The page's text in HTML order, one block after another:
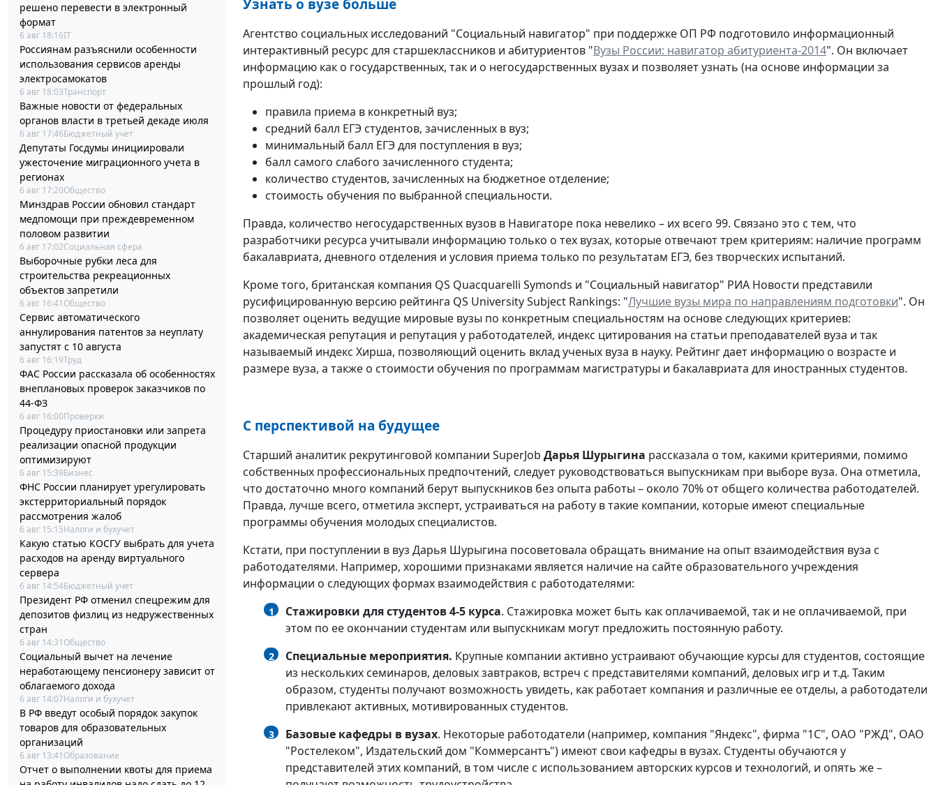
решено перевести в электронный
формат
6 авг 18:16IT
Россиянам разъяснили особенности
использования сервисов аренды
электросамокатов
6 авг 18:03Транспорт
Важные новости от федеральных
органов власти в третьей декаде июля
6 авг 17:46Бюджетный учет
Депутаты Госдумы инициировали
ужесточение миграционного учета в
регионах
6 авг 17:20Общество
Минздрав России обновил стандарт
медпомощи при преждевременном
половом развитии
6 авг 17:02Социальная сфера
Выборочные рубки леса для
строительства рекреационных
объектов запретили
6 авг 16:41 Общество
Сервис автоматического
аннулирования патентов за неуплату
запустят с 10 августа
6 авг 16:19Труд
ФАС России рассказала об особенностях
внеплановых проверок заказчиков по
44-ФЗ
6 авг 16:00Проверки
Процедуру приостановки или запрета
реализации опасной продукции
оптимизируют
6 авг 15:39Бизнес
ФНС России планирует урегулировать
экстерриториальный порядок
рассмотрения жалоб
6 авг 15:15Налоги и бухучет
Какую статью КОСГУ выбрать для учета
расходов на аренду виртуального
сервера
6 авг 14:54Бюджетный учет
Президент РФ отменил спецрежим для
депозитов физлиц из недружественных
стран
6 авг 14:31 Общество
Социальный вычет на лечение
неработающему пенсионеру зависит от
облагаемого дохода
6 авг 14:07Налоги и бухучет
В РФ введут особый порядок закупок
товаров для образовательных
организаций
6 авг 13:41 Образование
Отчет о выполнении квоты для приема
Узнать о вузе больше
Агентство социальных исследований "Социальный навигатор" при поддержке ОП РФ подготовило информационный
интерактивный ресурс для старшеклассников и абитуриентов "Вузы России: навигатор абитуриента-2014". Он включает
информацию как о государственных, так и о негосударственных вузах и позволяет узнать (на основе информации за
прошлый год):
правила приема в конкретный вуз;
средний балл ЕГЭ студентов, зачисленных в вуз;
минимальный балл ЕГЭ для поступления в вуз;
балл самого слабого зачисленного студента;
количество студентов, зачисленных на бюджетное отделение;
стоимость обучения по выбранной специальности.
Правда, количество негосударственных вузов в Навигаторе пока невелико – их всего 99. Связано это с тем, что
разработчики ресурса учитывали информацию только о тех вузах, которые отвечают трем критериям: наличие программ
бакалавриата, дневного отделения и условия приема только по результатам ЕГЭ, без творческих испытаний.
Кроме того, британская компания QS Quacquarelli Symonds и "Социальный навигатор" РИА Новости представили
русифицированную версию рейтинга QS University Subject Rankings: "Лучшие вузы мира по направлениям подготовки". Он
позволяет оценить ведущие мировые вузы по конкретным специальностям на основе следующих критериев:
академическая репутация и репутация у работодателей, индекс цитирования на статьи преподавателей вуза и так
называемый индекс Хирша, позволяющий оценить вклад ученых вуза в науку. Рейтинг дает информацию о возрасте и
размере вуза, а также о стоимости обучения по программам магистратуры и бакалавриата для иностранных студентов.
С перспективой на будущее
Старший аналитик рекрутинговой компании SuperJob Дарья Шурыгина рассказала о том, какими критериями, помимо
собственных профессиональных предпочтений, следует руководствоваться выпускникам при выборе вуза. Она отметила,
что достаточно много компаний берут выпускников без опыта работы – около 70% от общего количества работодателей.
Правда, лучше всего, отметила эксперт, устраиваться на работу в такие компании, которые имеют специальные
программы обучения молодых специалистов.
Кстати, при поступлении в вуз Дарья Шурыгина посоветовала обращать внимание на опыт взаимодействия вуза с
работодателями. Например, хорошими признаками является наличие на сайте образовательного учреждения
информации о следующих формах взаимодействия с работодателями:
1 Стажировки для студентов 4-5 курса. Стажировка может быть как оплачиваемой, так и не оплачиваемой, при
этом по ее окончании студентам или выпускникам могут предложить постоянную работу.
2 Специальные мероприятия. Крупные компании активно устраивают обучающие курсы для студентов, состоящие
из нескольких семинаров, деловых завтраков, встреч с представителями компаний, деловых игр и т.д. Таким
образом, студенты получают возможность увидеть, как работает компания и различные ее отделы, а работодатели
привлекают активных, мотивированных студентов.
3 Базовые кафедры в вузах. Некоторые работодатели (например, компания "Яндекс", фирма "1С", ОАО "РЖД", ОАО
"Ростелеком", Издательский дом "Коммерсантъ") имеют свои кафедры в вузах. Студенты обучаются у
представителей этих компаний, в том числе с использованием авторских курсов и технологий, и опять же –